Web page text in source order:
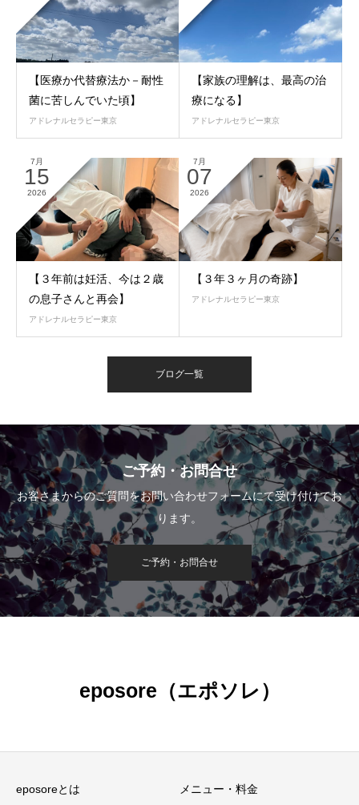
【医療か代替療法か－耐性
菌に苦しんでいた頃】
アドレナルセラピー東京
【家族の理解は、最高の治
療になる】
アドレナルセラピー東京
7月
15
2026
【３年前は妊活、今は２歳
の息子さんと再会】
アドレナルセラピー東京
7月
07
2026
【３年３ヶ月の奇跡】
アドレナルセラピー東京
ブログ一覧
ご予約・お問合せ
お客さまからのご質問をお問い合わせフォームにて受け付けてお
ります。
ご予約・お問合せ
eposore（エポソレ）
eposoreとは メニュー・料金